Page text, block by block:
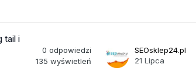
tail i
0 odpowiedzi
135 wyświetleń
SEOsklep24.pl
21 Lipca